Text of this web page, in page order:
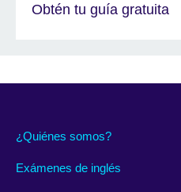
Obtén tu guía gratuita
¿Quiénes somos?
Exámenes de inglés